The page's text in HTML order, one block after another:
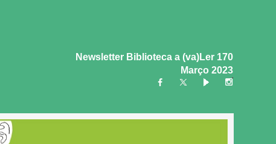
Newsletter Biblioteca a (va)Ler 170
Março 2023